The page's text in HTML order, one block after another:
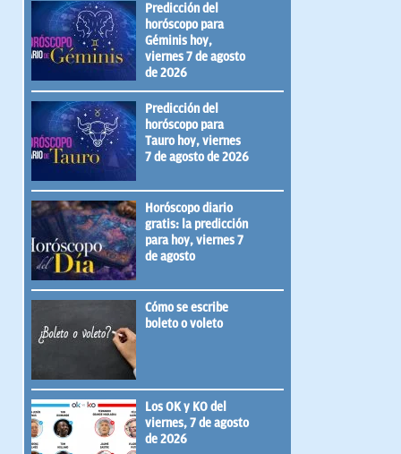
Predicción del
horóscopo para
Géminis hoy,
viernes 7 de agosto
de 2026
Predicción del
horóscopo para
Tauro hoy, viernes
7 de agosto de 2026
Horóscopo diario
gratis: la predicción
para hoy, viernes 7
de agosto
Cómo se escribe
boleto o voleto
Los OK y KO del
viernes, 7 de agosto
de 2026